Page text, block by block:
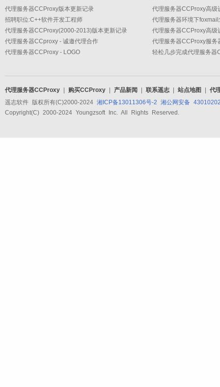
代理服务器CCProxy版本更新记录
招聘职位:C++软件开发工程师
代理服务器CCProxy(2000-2013)版本更新记录
代理服务器CCproxy - 诚邀代理合作
代理服务器CCProxy - LOGO
代理服务器环境下
代理服务器CCProxy服务
轻松几步完成代理服务器
代理服务器CCProxy 购买CCProxy 产品新闻 联系遥志 站点地图
代
遥志软件 版权所有(C)2000-2024 湘ICP备13011306号-2 湘公网安备
Copyright(C) 2000-2024 Youngzsoft Inc. All Rights Reserved.